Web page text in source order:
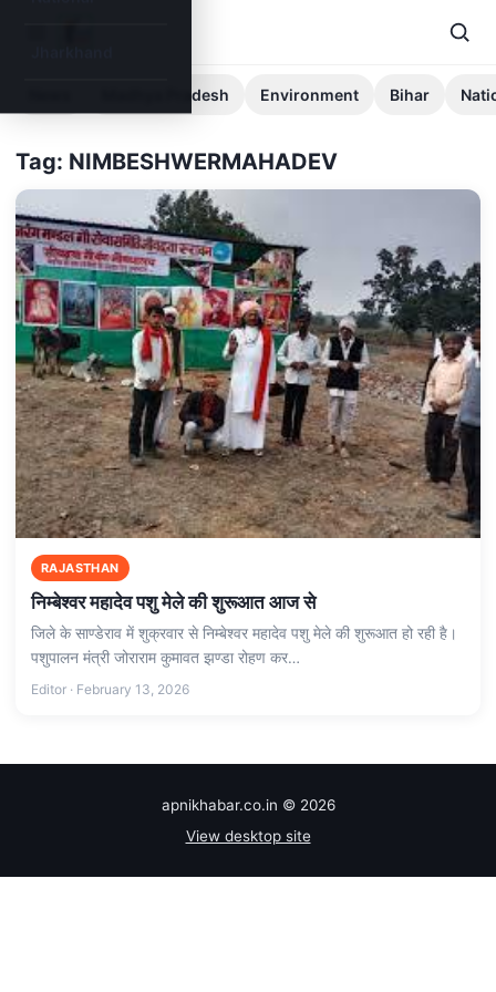
Madhya Pradesh Environment Bihar
Tag: NIMBESHWERMAHADEV
RAJASTHAN
निम्बेश्वर महादेव पशु मेले की शुरूआत आज से
जिले के साण्डेराव में शुक्रवार से निम्बेश्वर महादेव पशु मेले की शुरूआत हो रही है।
पशुपालन मंत्री जोराराम कुमावत झण्डा रोहण कर…
Editor · February 13, 2026
apnikhabar.co.in © 2026
View desktop site